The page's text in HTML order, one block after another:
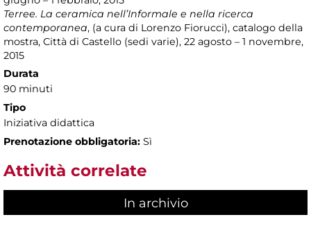
Terree. La ceramica nell’Informale e nella ricerca
contemporanea, (a cura di Lorenzo Fiorucci), catalogo della
mostra, Città di Castello (sedi varie), 22 agosto – 1 novembre,
2015
Durata
90 minuti
Tipo
Iniziativa didattica
Prenotazione obbligatoria: Sì
Attività correlate
In archivio